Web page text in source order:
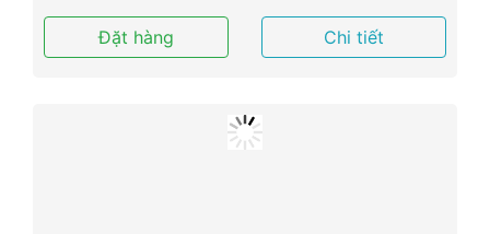
Đặt hàng Chi tiết